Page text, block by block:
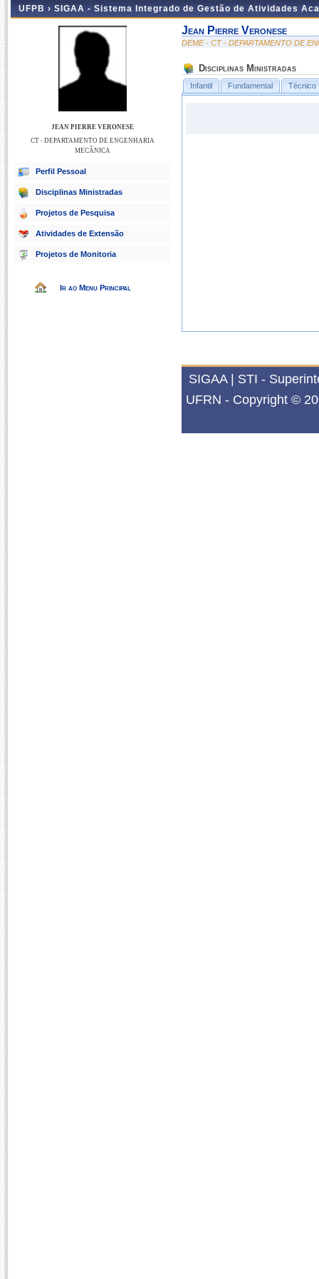
UFPB › SIGAA - Sistema Integrado de Gestão de Atividades
JEAN PIERRE VERONESE
CT - DEPARTAMENTO DE ENGENHARIA
MECÂNICA
Perfil Pessoal
Disciplinas Ministradas
Projetos de Pesquisa
Atividades de Extensão
Projetos de Monitoria
Ir ao Menu Principal
Jean Pierre Veronese
DEME - CT - DEPARTAMENTO DE
Disciplinas Ministradas
Infantil Fundamental Técnico
SIGAA | STI -
UFRN - Copyright ©